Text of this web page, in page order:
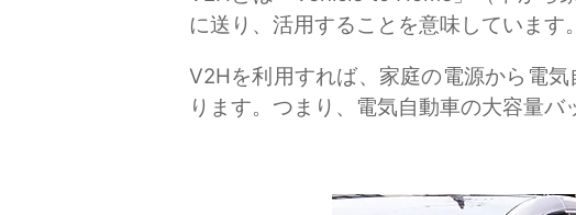
に送り、活用することを意味しています。
V2Hを利用すれば、家庭の電源から電
ります。つまり、電気自動車の大容量バ